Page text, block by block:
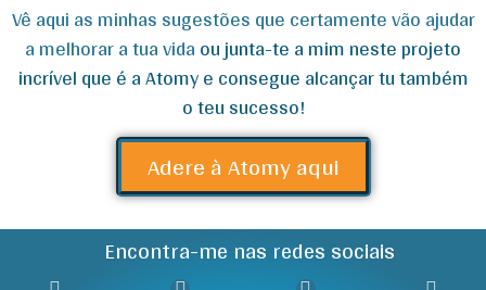
Vê aqui as minhas sugestões que certamente vão ajudar
a melhorar a tua vidaou junta-te a mim neste projeto
incrível que é a Atomy e consegue alcançar tu também
o teu sucesso!
Adere à Atomy aqui
Encontra-me nas redes sociais